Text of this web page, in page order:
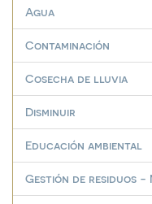
Agua
Contaminación
Cosecha de lluvia
Disminuir
Educación ambiental
Gestión de residuos -